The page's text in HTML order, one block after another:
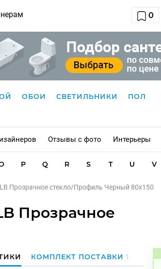
0
ОБОИ СВЕТИЛЬНИКИ ПОЛ
Отзывы с фото Интерьеры
P Q R S T U V
Прозрачное стекло/Профиль Черный 80х150
Прозрачное
КОМПЛЕКТ ПОСТАВКИ1